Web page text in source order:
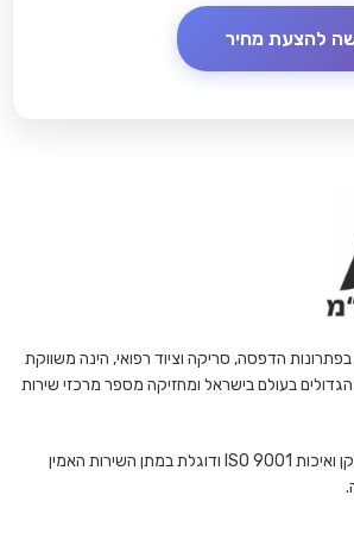
הדפסה, סריקה וציוד רפואי, הינה משווקת
בעולם בישראל ומחזיקה מספר מרכזי שירות
החברה פועלות עפ"י תווי תקן ואיכות ISO 9001 ודוגלת במתן השירות האמין